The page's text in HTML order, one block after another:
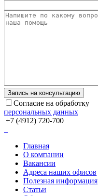
Согласие на обработку
персональных данных
+7 (4912) 720-700
Главная
О компании
Вакансии
Адреса наших офисов
Полезная информация
Статьи